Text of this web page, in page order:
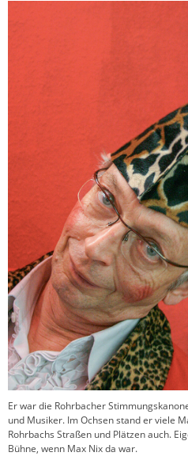
Er war die Rohrbacher
und Musiker. Im Ochsen stand er viele
Rohrbachs Straßen und Plätzen auch.
Bühne, wenn Max Nix da war.